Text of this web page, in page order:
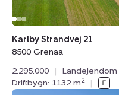
Karlby Strandvej 21
8500 Grenaa
2.295.000
| Landejendom
Driftbygn: 1132 m2 |